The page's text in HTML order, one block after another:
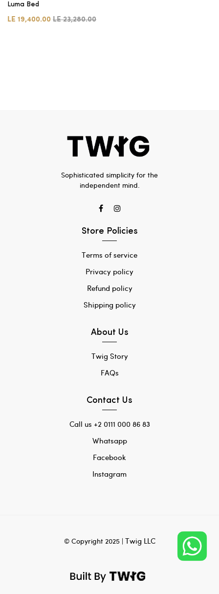
Luma Bed
LE 19,400.00 LE 23,280.00
Sophisticated simplicity for the
independent mind.
Store Policies
Terms of service
Privacy policy
Refund policy
Shipping policy
About Us
Twig Story
FAQs
Contact Us
Call us +2 0111 000 86 83
Whatsapp
Facebook
Instagram
© Copyright 2025 | Twig LLC